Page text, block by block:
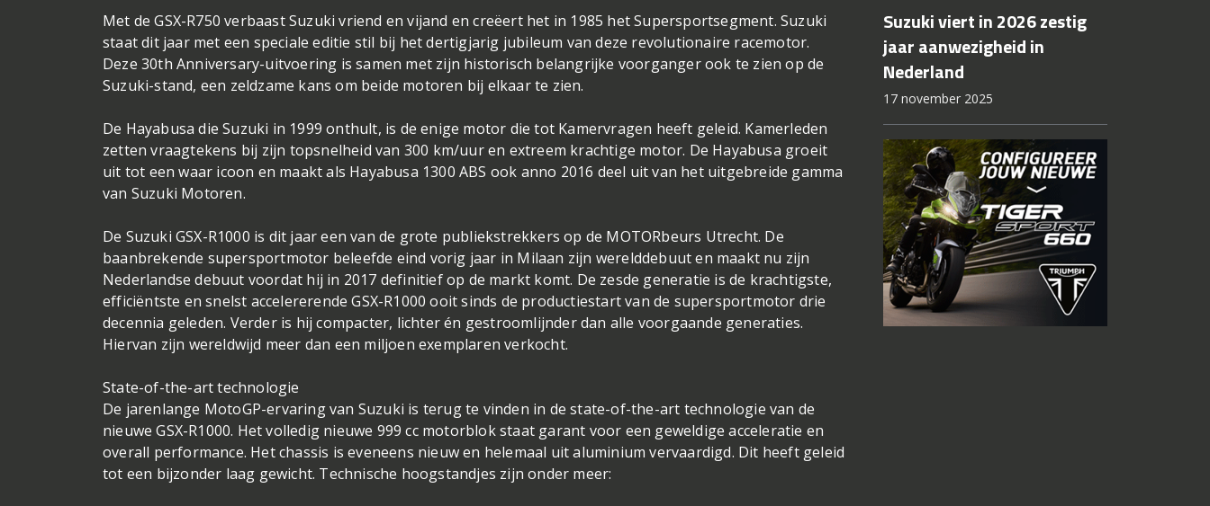
Met de GSX-R750 verbaast Suzuki vriend en vijand en creëert het in 1985 het Supersportsegment. Suzuki
staat dit jaar met een speciale editie stil bij het dertigjarig jubileum van deze revolutionaire racemotor.
Deze 30th Anniversary-uitvoering is samen met zijn historisch belangrijke voorganger ook te zien op de
Suzuki-stand, een zeldzame kans om beide motoren bij elkaar te zien.
De Hayabusa die Suzuki in 1999 onthult, is de enige motor die tot Kamervragen heeft geleid. Kamerleden
zetten vraagtekens bij zijn topsnelheid van 300 km/uur en extreem krachtige motor. De Hayabusa groeit
uit tot een waar icoon en maakt als Hayabusa 1300 ABS ook anno 2016 deel uit van het uitgebreide gamma
van Suzuki Motoren.
De Suzuki GSX-R1000 is dit jaar een van de grote publiekstrekkers op de MOTORbeurs Utrecht. De
baanbrekende supersportmotor beleefde eind vorig jaar in Milaan zijn werelddebuut en maakt nu zijn
Nederlandse debuut voordat hij in 2017 definitief op de markt komt. De zesde generatie is de krachtigste,
efficiëntste en snelst accelererende GSX-R1000 ooit sinds de productiestart van de supersportmotor drie
decennia geleden. Verder is hij compacter, lichter én gestroomlijnder dan alle voorgaande generaties.
Hiervan zijn wereldwijd meer dan een miljoen exemplaren verkocht.
State-of-the-art technologie
De jarenlange MotoGP-ervaring van Suzuki is terug te vinden in de state-of-the-art technologie van de
nieuwe GSX-R1000. Het volledig nieuwe 999 cc motorblok staat garant voor een geweldige acceleratie en
overall performance. Het chassis is eveneens nieuw en helemaal uit aluminium vervaardigd. Dit heeft geleid
tot een bijzonder laag gewicht. Technische hoogstandjes zijn onder meer:
Suzuki viert in 2026 zestig
jaar aanwezigheid in
Nederland
17 november 2025